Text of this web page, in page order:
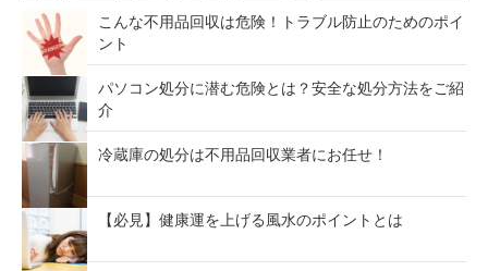
こんな不用品回収は危険！トラブル防止のためのポイ
ント
パソコン処分に潜む危険とは？安全な処分方法をご紹
介
冷蔵庫の処分は不用品回収業者にお任せ！
【必見】健康運を上げる風水のポイントとは